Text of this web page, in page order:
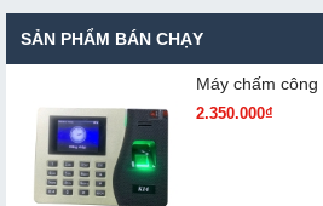
SẢN PHẨM BÁN CHẠY
Máy chấm cô​ng
2.350.000₫